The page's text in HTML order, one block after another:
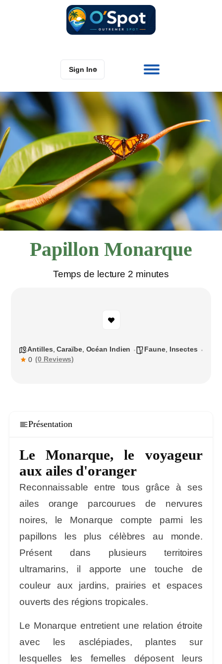
Sign In⌾
Papillon Monarque
Temps de lecture 2 minutes
Antilles ,Caraïbe, Océan Indien Faune, Insectes
0 (0 Reviews)
Présentation
Le Monarque, le voyageur
aux ailes d'oranger
Reconnaissable entre tous grâce à ses
ailes orange parcourues de nervures
noires, le Monarque compte parmi les
papillons les plus célèbres au monde.
Présent dans plusieurs territoires
ultramarins, il apporte une touche de
couleur aux jardins, prairies et espaces
ouverts des régions tropicales.
Le Monarque entretient une relation étroite
avec les asclépiades, plantes sur
lesquelles les femelles déposent leurs